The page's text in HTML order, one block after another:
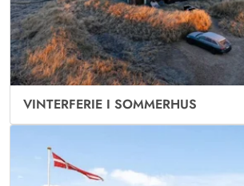
VINTERFERIE I SOMMERHUS